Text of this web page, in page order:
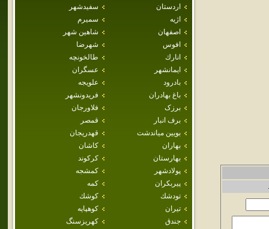
اردستان
سفيدشهر
اژيه
سميرم
اصفهان
شاهين شهر
افوس
شهرضا
انارك
طالخونچه
ايمانشهر
عسگران
بادرود
علويجه
باغ بهادران
فريدونشهر
برزک
فلاورجان
برف انبار
قمصر
بويين مياندشت
قهدريجان
بهاران
كاشان
بهارستان
كركوند
پولادشهر
كمشجه
پيربكران
كمه
تودشك
كوشك
تيران
كوهپايه
جندق
كهريزسنگ